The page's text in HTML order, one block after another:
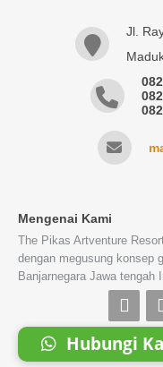
Hubungi
Jl.
Mengenai Kami
The Pikas Artventure
dengan megusung konsep
Banjarnegara Jawa tengah